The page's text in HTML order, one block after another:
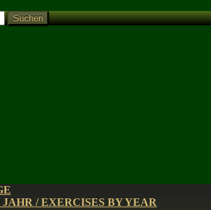
Suchen
/ EXERCISES BY YEAR